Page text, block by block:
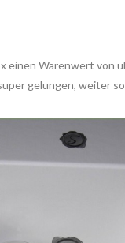
einen Warenwert von
gelungen, weiter